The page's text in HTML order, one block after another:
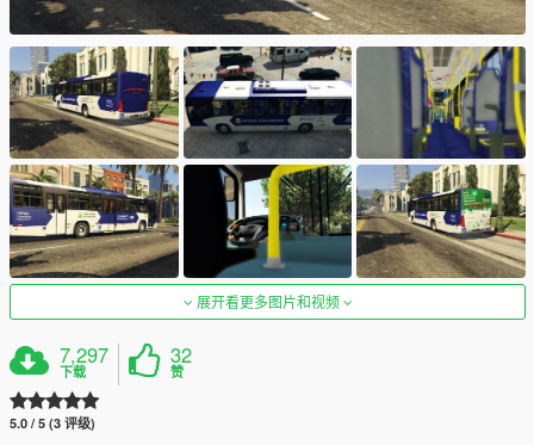
展开看更多图片和视频
7,297
下载
32
赞
5.0 / 5 (3 评级)